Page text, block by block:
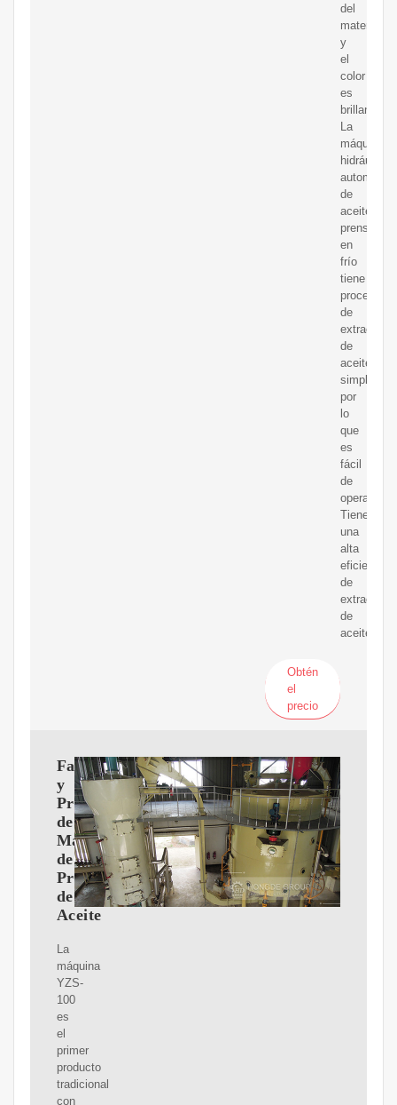
del
material
y
el
color
es
brillante.
La
máquina
hidráulica
automática
de
aceite
prensado
en
frío
tiene
de
extracción
de
aceite
simples,
por
lo
que
es
fácil
de
operar.
Tiene
una
alta
eficiencia
de
extracción
de
aceite.
Obtén
el
precio
Fabricante
y
Proveedor
de
Máquinas
de
Prensa
de
Aceite
La
máquina
YZS-
100
es
el
primer
producto
tradicional
con